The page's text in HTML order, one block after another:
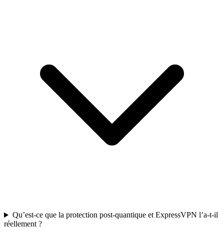
Qu’est-ce que la protection post-quantique et ExpressVPN l’a-t-il
réellement ?